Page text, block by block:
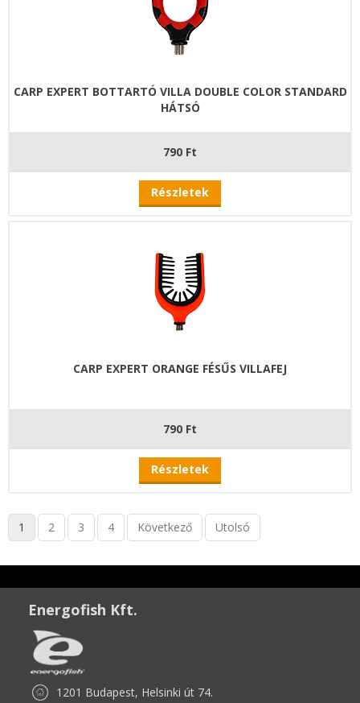
CARP EXPERT BOTTARTÓ VILLA DOUBLE COLOR STANDARD
HÁTSÓ
790 Ft
Részletek
CARP EXPERT ORANGE FÉSŰS VILLAFEJ
790 Ft
Részletek
1 2 3 4 Következő Utolsó
Energofish Kft.
1201 Budapest, Helsinki út 74.